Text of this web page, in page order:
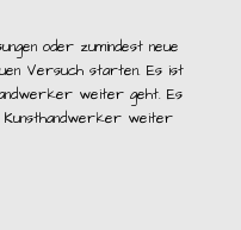
oder zumindest neue
Versuch starten. Es ist
weiter geht. Es
weiter